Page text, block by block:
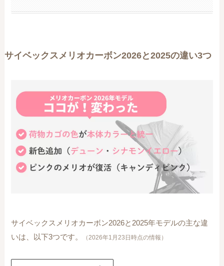
サイベックスメリオカーボン2026と2025の違い3つ
サイベックスメリオカーボン2026と2025年モデルの主な違
いは、以下3つです。
（2026年1月23日時点の情報）